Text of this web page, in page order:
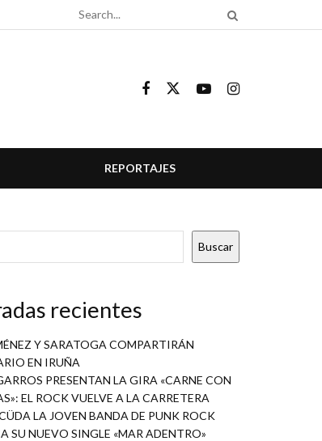
REPORTAJES
Buscar
recientes
Y SARATOGA COMPARTIRÁN
EN IRUÑA
PRESENTAN LA GIRA «CARNE CON
EL ROCK VUELVE A LA CARRETERA
LA JOVEN BANDA DE PUNK ROCK
SU NUEVO SINGLE «MAR ADENTRO»